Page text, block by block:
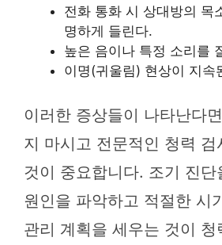
전화 통화 시 상대방의 목
명하게 들린다.
높은 음이나 특정 소리를
이명(귀울림) 현상이 지속
이러한 증상들이 나타난다
지 마시고 전문적인 청력 검
것이 중요합니다. 조기 진단
원인을 파악하고 적절한 시
관리 계획을 세우는 것이 청